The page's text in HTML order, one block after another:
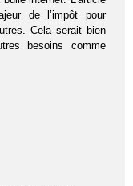
de l’impôt pour
Cela serait bien
besoins comme